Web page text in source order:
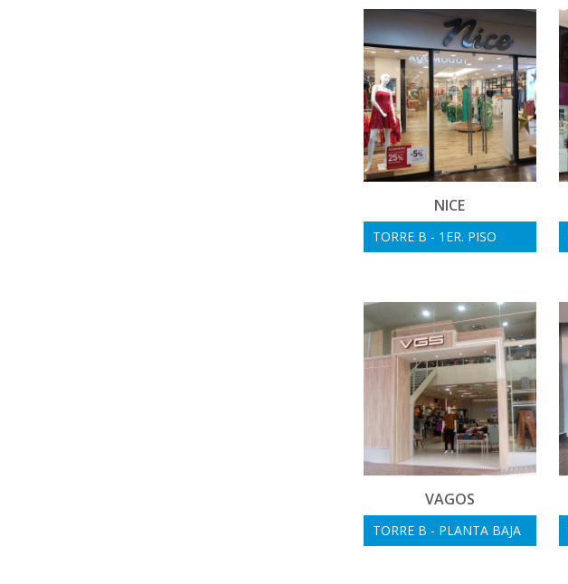
NICE
TORRE B - 1ER. PISO
VAGOS
TORRE B - PLANTA BAJA